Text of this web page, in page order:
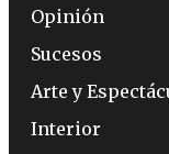
Opinión
Sucesos
Arte y
Interior